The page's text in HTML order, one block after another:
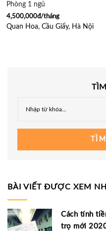
Phòng 1 ngủ
4,500,000đ/tháng
Quan Hoa, Cầu Giấy, Hà Nội
BÀI VIẾT ĐƯỢC XEM
Cách tính
trọ mới